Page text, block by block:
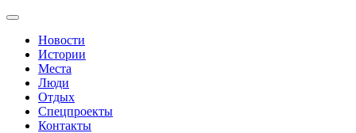
Новости
Истории
Места
Люди
Отдых
Спецпроекты
Контакты